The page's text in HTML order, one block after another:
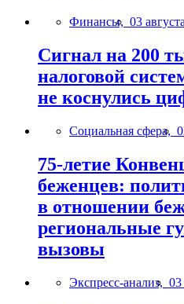
Финансы, 03
Сигнал на 200
налоговой
не коснулись
Социальная сфера,
75-летие
беженцев:
в отношении
региональные
вызовы
Экспресс-анализ, 03